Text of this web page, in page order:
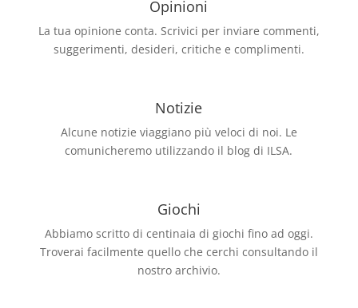
Opinioni
La tua opinione conta. Scrivici per inviare commenti,
suggerimenti, desideri, critiche e complimenti.
Notizie
Alcune notizie viaggiano più veloci di noi. Le
comunicheremo utilizzando il blog di ILSA.
Giochi
Abbiamo scritto di centinaia di giochi fino ad oggi.
Troverai facilmente quello che cerchi consultando il
nostro archivio.